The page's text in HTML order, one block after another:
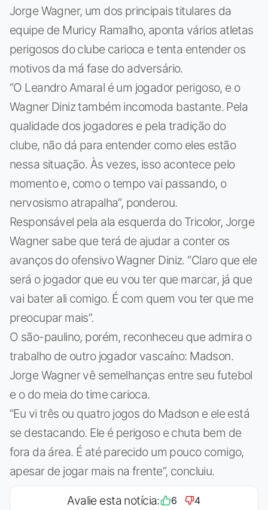
Jorge Wagner, um dos principais titulares da
equipe de Muricy Ramalho, aponta vários atletas
perigosos do clube carioca e tenta entender os
motivos da má fase do adversário.
“O Leandro Amaral é um jogador perigoso, e o
Wagner Diniz também incomoda bastante. Pela
qualidade dos jogadores e pela tradição do
clube, não dá para entender como eles estão
nessa situação. Às vezes, isso acontece pelo
momento e, como o tempo vai passando, o
nervosismo atrapalha”, ponderou.
Responsável pela ala esquerda do Tricolor, Jorge
Wagner sabe que terá de ajudar a conter os
avanços do ofensivo Wagner Diniz. “Claro que ele
será o jogador que eu vou ter que marcar, já que
vai bater ali comigo. É com quem vou ter que me
preocupar mais”.
O são-paulino, porém, reconheceu que admira o
trabalho de outro jogador vascaíno: Madson.
Jorge Wagner vê semelhanças entre seu futebol
e o do meia do time carioca.
“Eu vi três ou quatro jogos do Madson e ele está
se destacando. Ele é perigoso e chuta bem de
fora da área. É até parecido um pouco comigo,
apesar de jogar mais na frente”, concluiu.
Avalie esta notícia: 6 4